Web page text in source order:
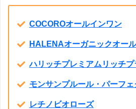
COCOROオールインワン
HALENAオーガニックオー
ハリッチプレミアムリッチプ
モンサンプルール・パーフ
レチノビオローズ